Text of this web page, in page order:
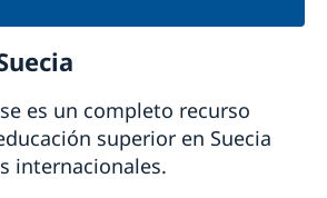
es un completo recurso
superior en Suecia
internacionales.